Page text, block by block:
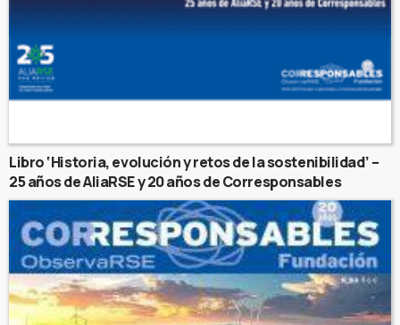
Libro ‘Historia, evolución y retos de la sostenibilidad’ –
25 años de AliaRSE y 20 años de Corresponsables